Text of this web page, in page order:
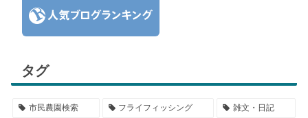
タグ
市民農園検索 フライフィッシング 雑文・日記